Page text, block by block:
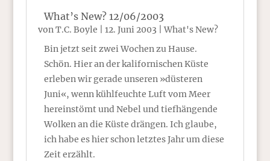
What’s New? 12/06/2003
vonT.C. Boyle 12. Juni 2003 |What's New?
Bin jetzt seit zwei Wochen zu Hause.
Schön. Hier an der kalifornischen Küste
erleben wir gerade unseren »düsteren
Juni«, wenn kühlfeuchte Luft vom Meer
hereinstömt und Nebel und tiefhängende
Wolken an die Küste drängen. Ich glaube,
ich habe es hier schon letztes Jahr um diese
Zeit erzählt.